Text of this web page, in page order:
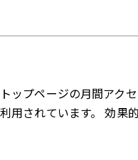
ップページの月間ア
用されています。 効果